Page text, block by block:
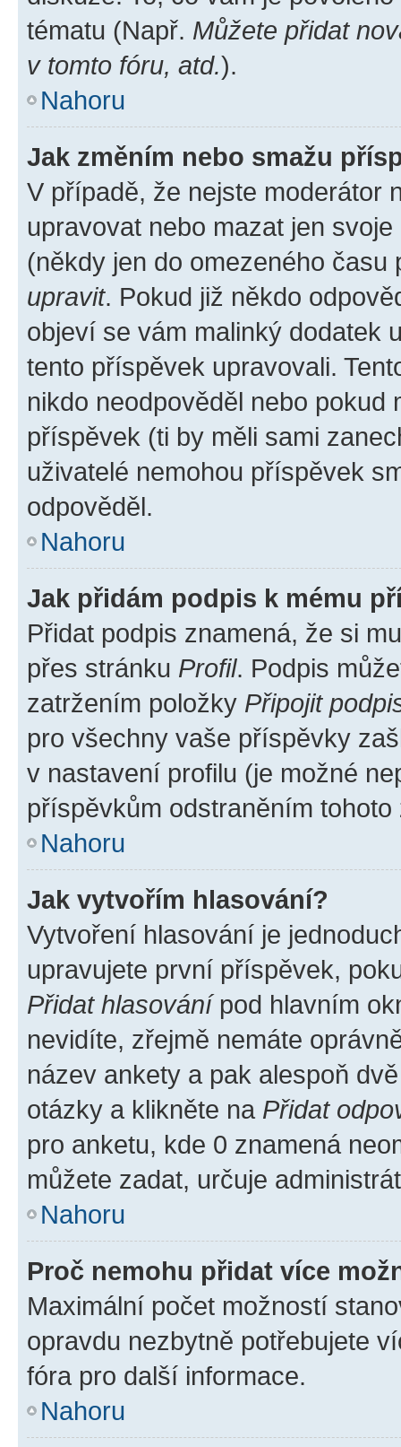
tématu (Např. Můžete přidat
v tomto fóru, atd.).
Nahoru
Jak změním nebo smažu
V případě, že nejste moderátor
upravovat nebo mazat jen
(někdy jen do omezeného
upravit. Pokud již někdo
objeví se vám malinký dodatek
tento příspěvek upravovali.
nikdo neodpověděl nebo pokud
příspěvek (ti by měli sami
uživatelé nemohou příspěvek
odpověděl.
Nahoru
Jak přidám podpis k mému
Přidat podpis znamená, že si
přes stránku Profil. Podpis
zatržením položky Připojit
pro všechny vaše příspěvky
v nastavení profilu (je možné
příspěvkům odstraněním
Nahoru
Jak vytvořím hlasování?
Vytvoření hlasování je
upravujete první příspěvek,
Přidat hlasovánípod hlavním
nevidíte, zřejmě nemáte
název ankety a pak alespoň
otázky a klikněte na Přidat
pro anketu, kde 0 znamená
můžete zadat, určuje
Nahoru
Proč nemohu přidat více
Maximální počet možností
opravdu nezbytně potřebujete
fóra pro další informace.
Nahoru